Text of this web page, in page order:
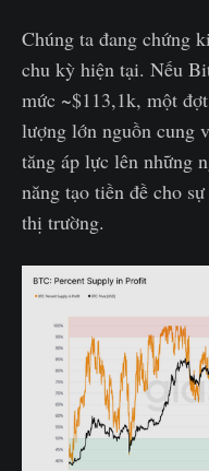
Chúng ta đang chứng
chu kỳ hiện tại. Nếu
mức ~$113,1k, một
lượng lớn nguồn cung
tăng áp lực lên những
năng tạo tiền đề cho
thị trường.